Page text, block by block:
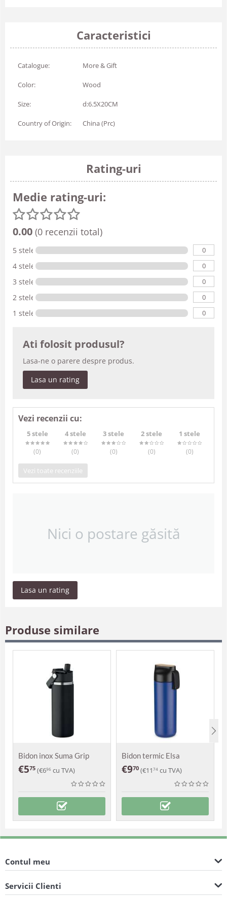
Caracteristici
Catalogue: More & Gift
Color: Wood
Size: d:6.5X20CM
Country of Origin: China (Prc)
Rating-uri
Medie rating-uri:
0.00 (0 recenzii total)
5 stele 0
4 stele 0
3 stele 0
2 stele 0
1 stele 0
Ati folosit produsul?
Lasa-ne o parere despre produs.
Lasa un rating
Vezi recenzii cu:
5 stele
(0)
4 stele
(0)
3 stele
(0)
2 stele
(0)
1 stele
(0)
Vezi toate recenziile
Nici o postare găsită
Lasa un rating
Produse similare
Bidon inox Suma Grip
€575 (€696 cu TVA)
Bidon termic Elsa
€970 (€11 74 cu TVA)
Contul meu
Servicii Clienti